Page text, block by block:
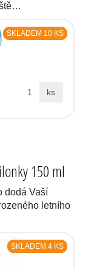
SKLADEM 10 KS
ks
150 ml
dodá Vaší
letního
SKLADEM 4 KS